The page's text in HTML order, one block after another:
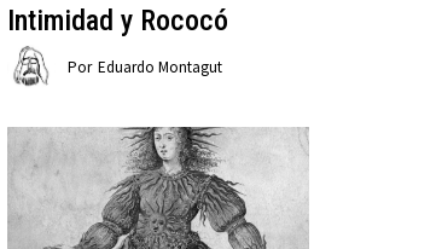
Intimidad y Rococó
Por Eduardo Montagut